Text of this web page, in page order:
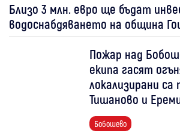
Близо 3 млн. евро ще бъдат
водоснабдяването на община
Пожар над
екипа гасят
локализирани
Тишаново и
Бобошево